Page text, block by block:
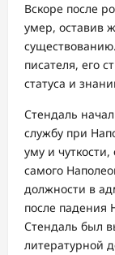
Вскоре после
умер, оставив
писателя, его
статуса и
Стендаль
службу при
уму и
самого
должности в
после падения
Стендаль был
литературной